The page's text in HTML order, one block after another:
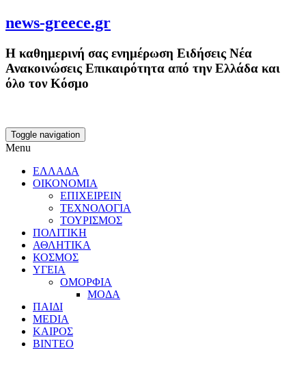
news-greece.gr
Η καθημερινή σας ενημέρωση Ειδήσεις Νέα
Ανακοινώσεις Επικαιρότητα από την Ελλάδα και
όλο τον Κόσμο
Toggle navigation
Menu
ΕΛΛΑΔΑ
ΟΙΚΟΝΟΜΙΑ
ΕΠΙΧΕΙΡΕΙΝ
ΤΕΧΝΟΛΟΓΙΑ
ΤΟΥΡΙΣΜΟΣ
ΠΟΛΙΤΙΚΗ
ΑΘΛΗΤΙΚΑ
ΚΟΣΜΟΣ
ΥΓΕΙΑ
ΟΜΟΡΦΙΑ
ΜΟΔΑ
ΠΑΙΔΙ
MEDIA
ΚΑΙΡΟΣ
ΒΙΝΤΕΟ